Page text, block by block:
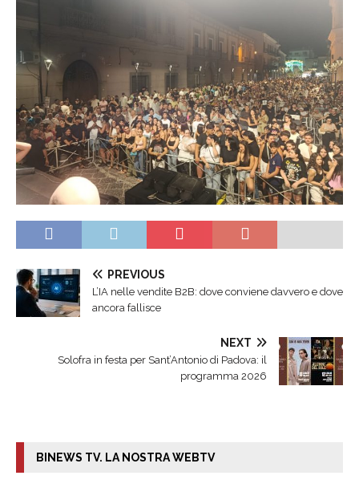
PREVIOUS
L’IA nelle vendite B2B: dove conviene davvero e dove
ancora fallisce
NEXT
Solofra in festa per Sant’Antonio di Padova: il
programma 2026
BINEWS TV. LA NOSTRA WEBTV